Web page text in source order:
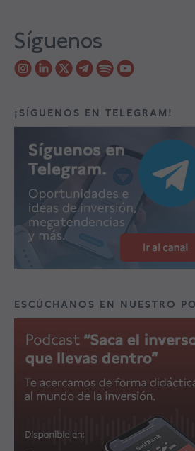
Síguenos
¡SÍGUENOS EN TELEGRAM!
ESCÚCHANOS EN NUESTRO